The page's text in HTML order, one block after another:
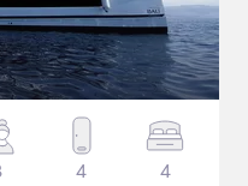
4 4